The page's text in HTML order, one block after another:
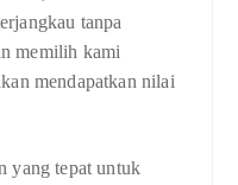
tanpa
memilih kami
mendapatkan nilai
yang tepat untuk